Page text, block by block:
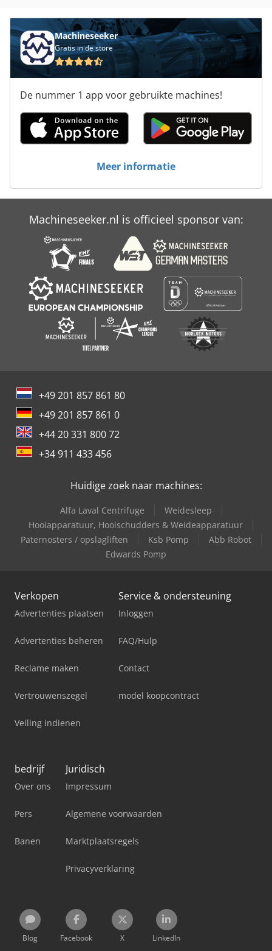
Machineseeker
Gratis in de store
De nummer 1 app voor gebruikte machines!
Meer informatie
Machineseeker.nl is officieel sponsor van:
+49 201 857 861 80
+49 201 857 861 0
+44 20 331 800 72
+34 911 433 456
Huidige zoek naar machines:
Alfa Laval Centrifuge
Weidesleep
Hooiapparatuur, Hooischudders & Weideapparatuur
Paternosters / opslagliften
Ksb Pomp
Abb Robot
Edwards Pomp
Verkopen
Advertenties plaatsen
Advertenties beheren
Reclame maken
Vertrouwenszegel
Veiling indienen
Service & ondersteuning
Inloggen
FAQ/Hulp
Contact
model koopcontract
bedrijf
Over ons
Pers
Banen
Juridisch
Impressum
Algemene voorwaarden
Marktplaatsregels
Privacyverklaring
Blog Facebook X LinkedIn